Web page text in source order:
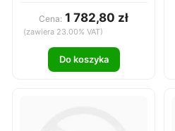
Cena: 1 782,80 zł
(zawiera 23.00% VAT)
Do koszyka